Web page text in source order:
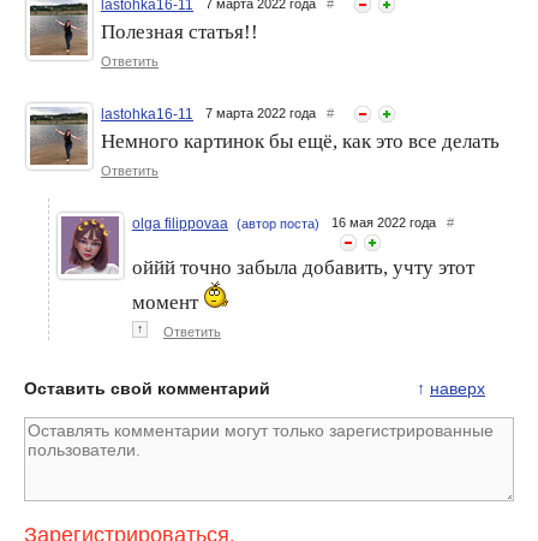
УВЕЛИЧЕНИЯ ПОПЫ И
ПОХУДЕНИЯ В БЕДРАХ.
Как накачать попу девушке
ПОХУДЕНИЯ В БЕДРАХ.
Как накачать попу - 5-ти
минутка
lastohka16-11 7 марта 2022 года #
Полезная статья!!
Ответить
lastohka16-11 7 марта 2022 года #
Немного картинок бы ещё, как это все делать
Ответить
olga filippovaa (автор поста) 16 мая 2022 года #
оййй точно забыла добавить, учту этот
момент
↑ Ответить
↑ наверх
Оставить свой комментарий
Зарегистрироваться,